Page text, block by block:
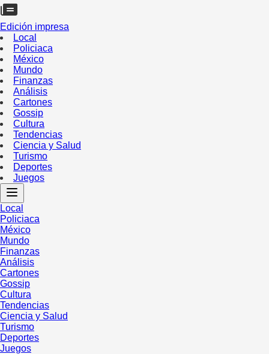
Edición impresa
Local
Policiaca
México
Mundo
Finanzas
Análisis
Cartones
Gossip
Cultura
Tendencias
Ciencia y Salud
Turismo
Deportes
Juegos
Local
Policiaca
México
Mundo
Finanzas
Análisis
Cartones
Gossip
Cultura
Tendencias
Ciencia y Salud
Turismo
Deportes
Juegos